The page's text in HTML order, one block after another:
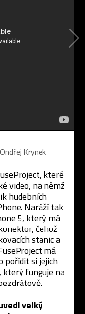
Ondřej Krynek
které
video, na němž
hudebních
Naráží tak
5, který má
čehož
stanic a
má
pořídit si jejich
který funguje na
velký